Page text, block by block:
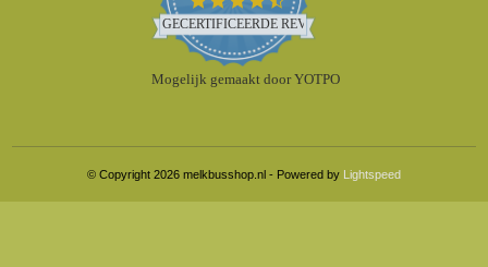
star
rating
GECERTIFICEERDE REVIEWS
Mogelijk gemaakt door YOTPO
© Copyright 2026 melkbusshop.nl - Powered by Lightspeed